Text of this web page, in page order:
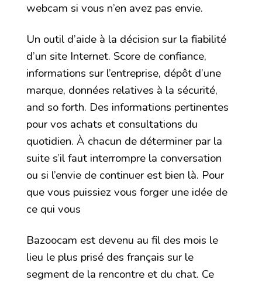
webcam si vous n’en avez pas envie.
Un outil d’aide à la décision sur la fiabilité
d’un site Internet. Score de confiance,
informations sur l’entreprise, dépôt d’une
marque, données relatives à la sécurité,
and so forth. Des informations pertinentes
pour vos achats et consultations du
quotidien. À chacun de déterminer par la
suite s’il faut interrompre la conversation
ou si l’envie de continuer est bien là. Pour
que vous puissiez vous forger une idée de
ce qui vous
Bazoocam est devenu au fil des mois le
lieu le plus prisé des français sur le
segment de la rencontre et du chat. Ce